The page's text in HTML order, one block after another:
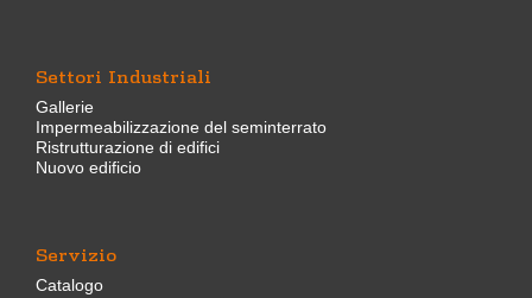
Settori Industriali
Gallerie
Impermeabilizzazione del seminterrato
Ristrutturazione di edifici
Nuovo edificio
Servizio
Catalogo